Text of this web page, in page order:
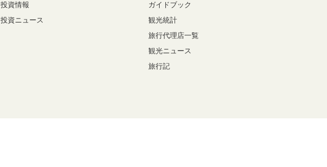
投資情報
投資ニュース
ガイドブック
観光統計
旅行代理店一覧
観光ニュース
旅行記